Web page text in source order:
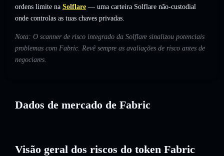
ordens limite na Solflare — uma carteira Solflare não-custodial
onde controlas as tuas chaves privadas.
Nota: O scanner de risco integrado da Solflare sinalizou potenciais
problemas com Fabric. Revê sempre as avaliações de risco antes de
negociares.
Dados de mercado de Fabric
Visão geral dos riscos do token Fabric